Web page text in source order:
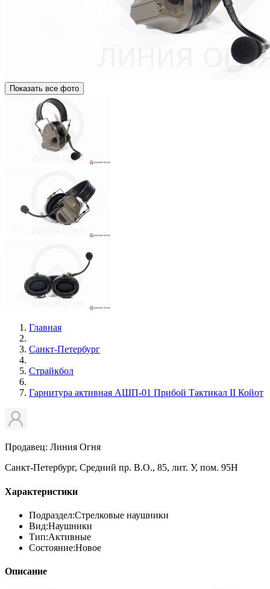
Показать все фото
Главная
Санкт-Петербург
Страйкбол
Гарнитура активная АШП-01 Прибой Тактикал II Койот
Продавец: Линия Огня
Санкт-Петербург, Средний пр. В.О., 85, лит. У, пом. 95Н
Характеристики
Подраздел:Стрелковые наушники
Вид:Наушники
Тип:Активные
Состояние:Новое
Описание